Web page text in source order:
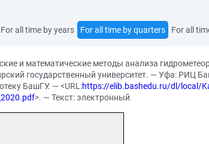
For all time by years For all time by quarters For all
и математические методы анализа
государственный университет. — Уфа: РИЦ
БашГУ. — <URL:https://elib.bashedu.ru/dl/local/
>. — Текст: электронный